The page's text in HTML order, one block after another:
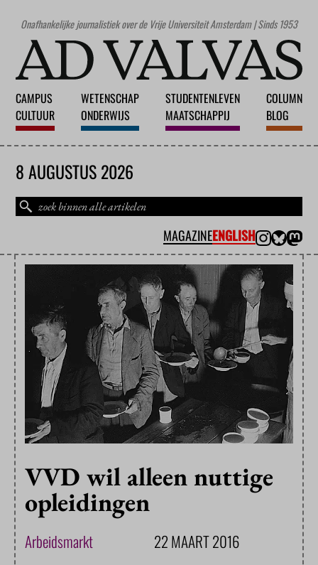
Onafhankelijke journalistiek over de Vrije Universiteit Amsterdam | Sinds 1953
CAMPUS
CULTUUR
WETENSCHAP
ONDERWIJS
STUDENTENLEVEN
MAATSCHAPPIJ
COLUMN
BLOG
8 AUGUSTUS 2026
MAGAZINEENGLISH
VVD wil alleen nuttige
opleidingen
Arbeidsmarkt 22 MAART 2016